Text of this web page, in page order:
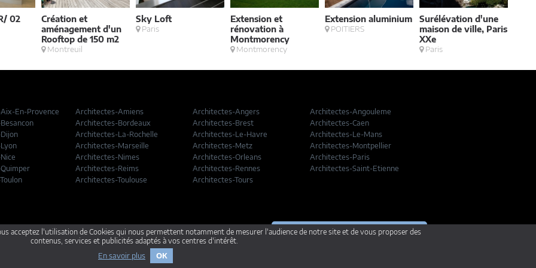
02
Création et
aménagement d'un
Rooftop de 150 m2
Montreuil
Sky Loft
Paris
Extension et
rénovation à
Montmorency
Montmorency
Extension aluminium
POITIERS
Surélévation d'une
maison de ville, Paris
XXe
Paris
En-Provence Architectes-Amiens Architectes-Angers
Architectes-Angouleme
Architectes-Bordeaux Architectes-Brest
Architectes-Caen
Architectes-La-Rochelle Architectes-Le-Havre
Architectes-Le-Mans
Architectes-Marseille Architectes-Metz
Architectes-Montpellier
Architectes-Nimes Architectes-Orleans
Architectes-Paris
Architectes-Reims Architectes-Rennes
Architectes-Saint-Etienne
Architectes-Toulouse Architectes-Tours
Annonceurs
Je suis architecte
acceptez l'utilisation de Cookies qui nous permettent notamment de mesurer l'audience de notre site et de vous proposer des
contenus, services et publicités adaptés à vos centres d'intérêt.
En savoir plus
OK